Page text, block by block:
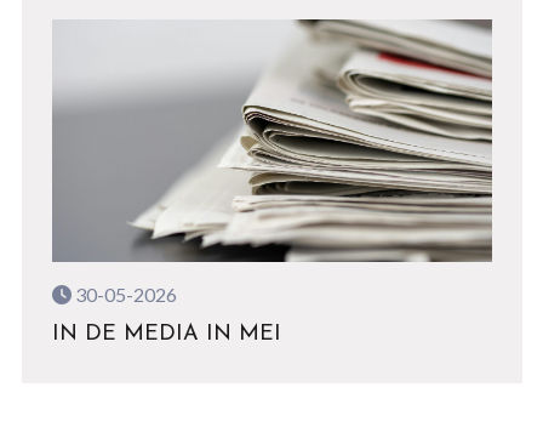
30-05-2026
IN DE MEDIA IN MEI